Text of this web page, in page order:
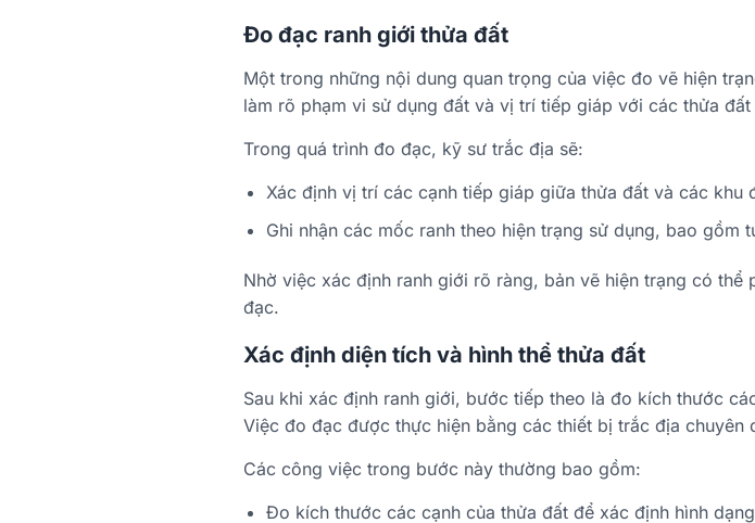
Đo đạc ranh giới thửa đất
Một trong những nội dung quan trọng của việc đo vẽ hiện
làm rõ phạm vi sử dụng đất và vị trí tiếp giáp với các thửa đất
Trong quá trình đo đạc, kỹ sư trắc địa sẽ:
Xác định vị trí các cạnh tiếp giáp giữa thửa đất và các khu
Ghi nhận các mốc ranh theo hiện trạng sử dụng, bao
Nhờ việc xác định ranh giới rõ ràng, bản vẽ hiện trạng có
đạc.
Xác định diện tích và hình thể thửa đất
Sau khi xác định ranh giới, bước tiếp theo là đo kích thước
Việc đo đạc được thực hiện bằng các thiết bị trắc địa chuyên
Các công việc trong bước này thường bao gồm:
Đo kích thước các cạnh của thửa đất để xác định hình